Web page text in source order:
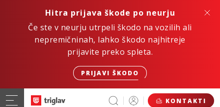
Hitra prijava škode po neurju
Če ste v neurju utrpeli škodo na vozilih ali
nepremičninah, lahko škodo najhitreje
prijavite preko spleta.
PRIJAVI ŠKODO
KONTAKTI